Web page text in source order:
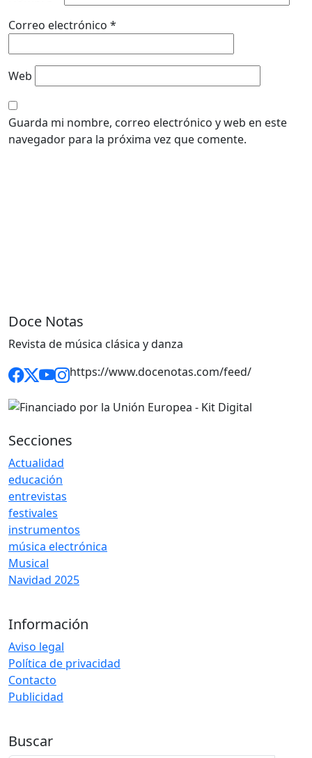
Correo electrónico *
Web
Guarda mi nombre, correo electrónico y web en este
navegador para la próxima vez que comente.
Doce Notas
Revista de música clásica y danza
https://www.docenotas.com/feed/
Secciones
Actualidad
educación
entrevistas
festivales
instrumentos
música electrónica
Musical
Navidad 2025
Información
Aviso legal
Política de privacidad
Contacto
Publicidad
Buscar